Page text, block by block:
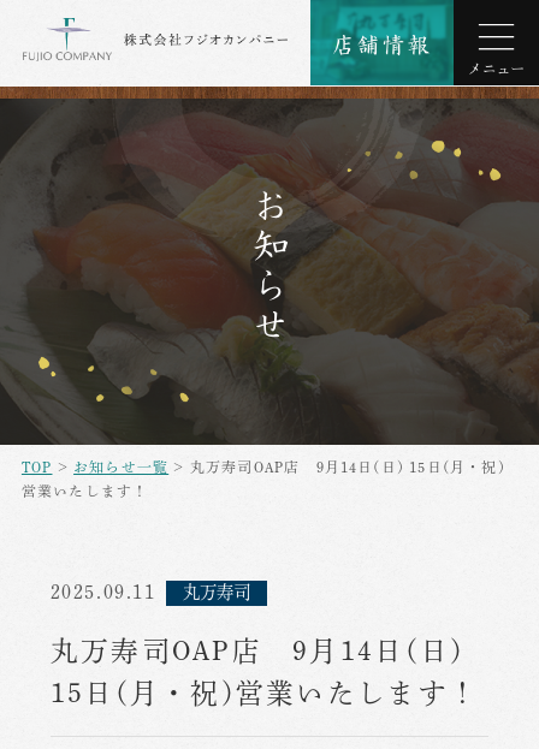
お知らせ
TOP > お知らせ一覧 > 丸万寿司OAP店 9月14日(日) 15日(月・祝)
営業いたします！
2025.09.11 丸万寿司
丸万寿司OAP店 9月14日(日)
15日(月・祝)営業いたします！